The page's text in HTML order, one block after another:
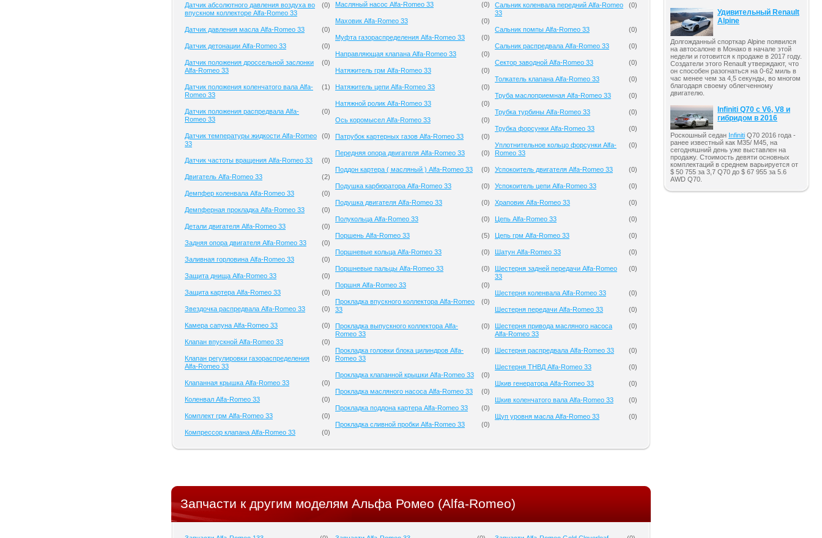
Датчик абсолютного давления воздуха во
впускном коллекторе Alfa-Romeo 33
(0)
Датчик давления масла Alfa-Romeo 33 (0)
Датчик детонации Alfa-Romeo 33 (0)
Датчик положения дроссельной заслонки
Alfa-Romeo 33
(0)
Датчик положения коленчатого вала Alfa-
Romeo 33
(1)
Датчик положения распредвала Alfa-
Romeo 33
(0)
Датчик температуры жидкости Alfa-Romeo
33
(0)
Датчик частоты вращения Alfa-Romeo 33 (0)
Двигатель Alfa-Romeo 33 (2)
Демпфер коленвала Alfa-Romeo 33 (0)
Демпферная прокладка Alfa-Romeo 33 (0)
Детали двигателя Alfa-Romeo 33 (0)
Задняя опора двигателя Alfa-Romeo 33 (0)
Заливная горловина Alfa-Romeo 33 (0)
Защита днища Alfa-Romeo 33 (0)
Защита картера Alfa-Romeo 33 (0)
Звездочка распредвала Alfa-Romeo 33 (0)
Камера сапуна Alfa-Romeo 33 (0)
Клапан впускной Alfa-Romeo 33 (0)
Клапан регулировки газораспределения
Alfa-Romeo 33
(0)
Клапанная крышка Alfa-Romeo 33 (0)
Коленвал Alfa-Romeo 33 (0)
Комплект грм Alfa-Romeo 33 (0)
Компрессор клапана Alfa-Romeo 33 (0)
Масляный насос Alfa-Romeo 33 (0)
Маховик Alfa-Romeo 33 (0)
Муфта газораспределения Alfa-Romeo 33 (0)
Направляющая клапана Alfa-Romeo 33 (0)
Натяжитель грм Alfa-Romeo 33 (0)
Натяжитель цепи Alfa-Romeo 33 (0)
Натяжной ролик Alfa-Romeo 33 (0)
Ось коромысел Alfa-Romeo 33 (0)
Патрубок картерных газов Alfa-Romeo 33 (0)
Передняя опора двигателя Alfa-Romeo 33 (0)
Поддон картера ( масляный ) Alfa-Romeo 33 (0)
Подушка карбюратора Alfa-Romeo 33 (0)
Подушка двигателя Alfa-Romeo 33 (0)
Полукольца Alfa-Romeo 33 (0)
Поршень Alfa-Romeo 33 (5)
Поршневые кольца Alfa-Romeo 33 (0)
Поршневые пальцы Alfa-Romeo 33 (0)
Поршня Alfa-Romeo 33 (0)
Прокладка впускного коллектора Alfa-Romeo
33
(0)
Прокладка выпускного коллектора Alfa-
Romeo 33
(0)
Прокладка головки блока цилиндров Alfa-
Romeo 33
(0)
Прокладка клапанной крышки Alfa-Romeo 33 (0)
Прокладка масляного насоса Alfa-Romeo 33 (0)
Прокладка поддона картера Alfa-Romeo 33 (0)
Прокладка сливной пробки Alfa-Romeo 33 (0)
Сальник коленвала передний Alfa-Romeo
33
(0)
Сальник помпы Alfa-Romeo 33 (0)
Сальник распредвала Alfa-Romeo 33 (0)
Сектор заводной Alfa-Romeo 33 (0)
Толкатель клапана Alfa-Romeo 33 (0)
Труба маслоприемная Alfa-Romeo 33 (0)
Трубка турбины Alfa-Romeo 33 (0)
Трубка форсунки Alfa-Romeo 33 (0)
Уплотнительное кольцо форсунки Alfa-
Romeo 33
(0)
Успокоитель двигателя Alfa-Romeo 33 (0)
Успокоитель цепи Alfa-Romeo 33 (0)
Храповик Alfa-Romeo 33 (0)
Цепь Alfa-Romeo 33 (0)
Цепь грм Alfa-Romeo 33 (0)
Шатун Alfa-Romeo 33 (0)
Шестерня задней передачи Alfa-Romeo
33
(0)
Шестерня коленвала Alfa-Romeo 33 (0)
Шестерня передачи Alfa-Romeo 33 (0)
Шестерня привода масляного насоса
Alfa-Romeo 33
(0)
Шестерня распредвала Alfa-Romeo 33 (0)
Шестерня ТНВД Alfa-Romeo 33 (0)
Шкив генератора Alfa-Romeo 33 (0)
Шкив коленчатого вала Alfa-Romeo 33 (0)
Щуп уровня масла Alfa-Romeo 33 (0)
Запчасти к другим моделям Альфа Ромео (Alfa-Romeo)
Удивительный Renault
Alpine
Долгожданный спорткар Alpine появился
на автосалоне в Монако в начале этой
недели и готовится к продаже в 2017 году.
Создатели этого Renault утверждают, что
он способен разогнаться на 0-62 миль в
час менее чем за 4,5 секунды, во многом
благодаря своему облегченному
двигателю.
Infiniti Q70 с V6, V8 и
гибридом в 2016
Роскошный седан Infiniti Q70 2016 года -
ранее известный как M35/ M45, на
сегодняшний день уже выставлен на
продажу. Стоимость девяти основных
комплектаций в среднем варьируется от
$ 50 755 за 3,7 Q70 до $ 67 955 за 5.6
AWD Q70.